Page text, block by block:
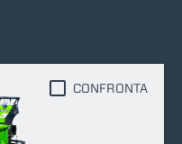
CONFRONTA